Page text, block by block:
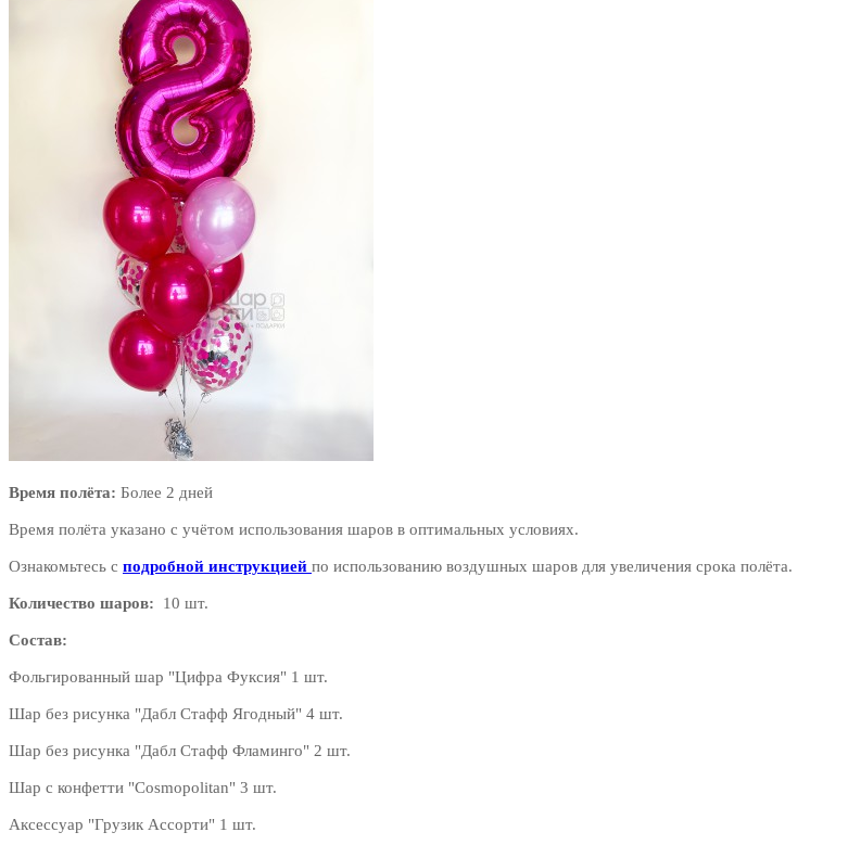
Время полёта: Более 2 дней
Время полёта указано с учётом использования шаров в оптимальных условиях.
Ознакомьтесь с подробной инструкцией по использованию воздушных шаров для увеличения срока полёта.
Количество шаров: 10 шт.
Состав:
Фольгированный шар "Цифра Фуксия" 1 шт.
Шар без рисунка "Дабл Стафф Ягодный" 4 шт.
Шар без рисунка "Дабл Стафф Фламинго" 2 шт.
Шар с конфетти "Cosmopolitan" 3 шт.
Аксессуар "Грузик Ассорти" 1 шт.